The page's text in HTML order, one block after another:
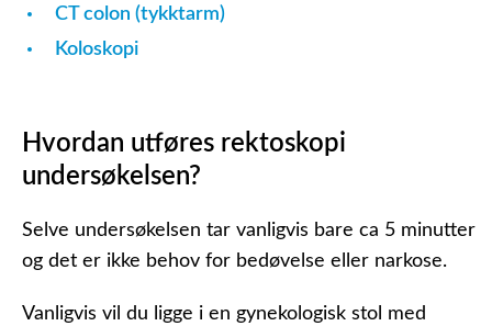
CT colon (tykktarm)
Koloskopi
Hvordan utføres rektoskopi
undersøkelsen?
Selve undersøkelsen tar vanligvis bare ca 5 minutter
og det er ikke behov for bedøvelse eller narkose.
Vanligvis vil du ligge i en gynekologisk stol med